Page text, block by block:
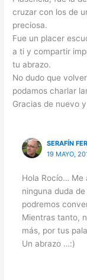
cruzar con los de
preciosa.
Fue un placer
a ti y compartir
tu abrazo.
No dudo que
podamos charlar
Gracias de nuevo
SERAFÍN
19 MAYO,
Hola Rocío… Me
ninguna duda
podremos
Mientras tanto,
más, por tus
Un abrazo …:)